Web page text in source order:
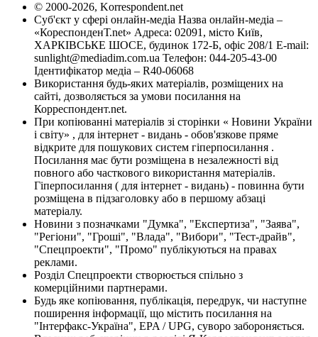
© 2000-2026, Korrespondent.net
Суб'єкт у сфері онлайн-медіа Назва онлайн-медіа –
«КореспонденТ.net» Адреса: 02091, місто Київ,
ХАРКІВСЬКЕ ШОСЕ, будинок 172-Б, офіс 208/1 E-mail:
sunlight@mediadim.com.ua Телефон: 044-205-43-00
Ідентифікатор медіа – R40-06068
Використання будь-яких матеріалів, розміщених на
сайті, дозволяється за умови посилання на
Корреспондент.net.
При копіюванні матеріалів зі сторінки « Новини України
і світу» , для інтернет - видань - обов'язкове пряме
відкрите для пошукових систем гіперпосилання .
Посилання має бути розміщена в незалежності від
повного або часткового використання матеріалів.
Гіперпосилання ( для інтернет - видань) - повинна бути
розміщена в підзаголовку або в першому абзаці
матеріалу.
Новини з позначками "Думка", "Експертиза", "Заява",
"Регіони", "Гроші", "Влада", "Вибори", "Тест-драйв",
"Спецпроекти", "Промо" публікуються на правах
реклами.
Розділ Спецпроекти створюється спільно з
комерційними партнерами.
Будь яке копіювання, публікація, передрук, чи наступне
поширення інформації, що містить посилання на
"Інтерфакс-Україна", EPA / UPG, суворо забороняється.